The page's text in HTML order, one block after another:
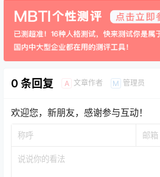
0 条回复 A 文章作者 M 管理员
欢迎您，新朋友，感谢参与互动！